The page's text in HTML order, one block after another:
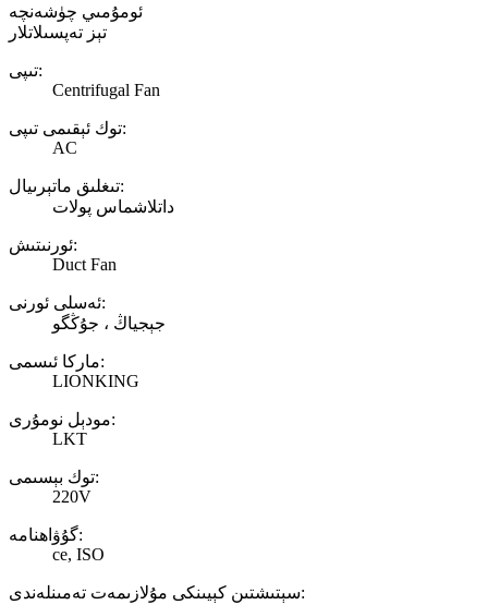
ئومۇمىي چۈشەنچە
تېز تەپسىلاتلار
تىپى:
Centrifugal Fan
توك ئېقىمى تىپى:
AC
تىغلىق ماتېرىيال:
داتلاشماس پولات
ئورنىتىش:
Duct Fan
ئەسلى ئورنى:
جېجياڭ ، جۇڭگو
ماركا ئىسمى:
LIONKING
مودېل نومۇرى:
LKT
توك بېسىمى:
220V
گۇۋاھنامە:
ce, ISO
سېتىشتىن كېيىنكى مۇلازىمەت تەمىنلەندى: